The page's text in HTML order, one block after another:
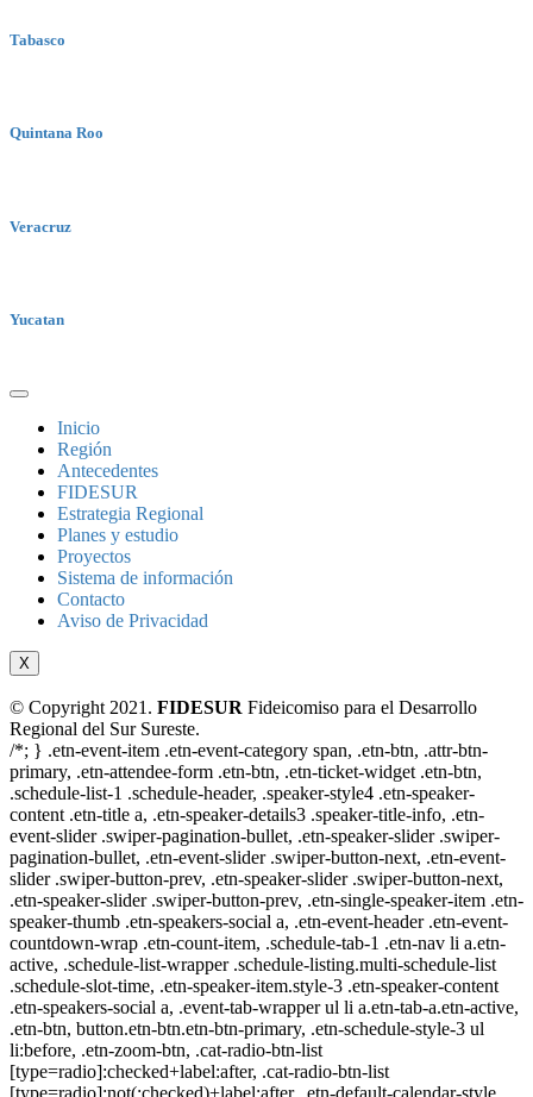
Tabasco
Quintana Roo
Veracruz
Yucatan
Inicio
Región
Antecedentes
FIDESUR
Estrategia Regional
Planes y estudio
Proyectos
Sistema de información
Contacto
Aviso de Privacidad
X
© Copyright 2021. FIDESUR Fideicomiso para el Desarrollo
Regional del Sur Sureste.
/*; } .etn-event-item .etn-event-category span, .etn-btn, .attr-btn-
primary, .etn-attendee-form .etn-btn, .etn-ticket-widget .etn-btn,
.schedule-list-1 .schedule-header, .speaker-style4 .etn-speaker-
content .etn-title a, .etn-speaker-details3 .speaker-title-info, .etn-
event-slider .swiper-pagination-bullet, .etn-speaker-slider .swiper-
pagination-bullet, .etn-event-slider .swiper-button-next, .etn-event-
slider .swiper-button-prev, .etn-speaker-slider .swiper-button-next,
.etn-speaker-slider .swiper-button-prev, .etn-single-speaker-item .etn-
speaker-thumb .etn-speakers-social a, .etn-event-header .etn-event-
countdown-wrap .etn-count-item, .schedule-tab-1 .etn-nav li a.etn-
active, .schedule-list-wrapper .schedule-listing.multi-schedule-list
.schedule-slot-time, .etn-speaker-item.style-3 .etn-speaker-content
.etn-speakers-social a, .event-tab-wrapper ul li a.etn-tab-a.etn-active,
.etn-btn, button.etn-btn.etn-btn-primary, .etn-schedule-style-3 ul
li:before, .etn-zoom-btn, .cat-radio-btn-list
[type=radio]:checked+label:after, .cat-radio-btn-list
[type=radio]:not(:checked)+label:after, .etn-default-calendar-style